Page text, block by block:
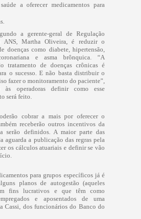
a oferecer medicamentos para
a gerente-geral de Regulação
ANS, Martha Oliveira, é reduzir o
doenças como diabete, hipertensão,
e asma brônquica. “A
tratamento de doenças crônicas é
o sucesso. E não basta distribuir o
fazer o monitoramento do paciente”,
às operadoras definir como esse
será feito.
cobrar a mais por oferecer o
receberão outros incentivos da
serão definidos. A maior parte das
aguarda a publicação das regras pela
os cálculos atuariais e definir se vão
para grupos específicos já é
planos de autogestão (aqueles
fins lucrativos e que têm como
e aposentados de uma
Cassi, dos funcionários do Banco do